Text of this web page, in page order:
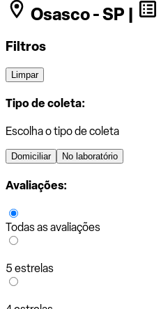
Osasco - SP |
Filtros
Limpar
Tipo de coleta:
Escolha o tipo de coleta
Domiciliar No laboratório
Avaliações:
Todas as avaliações
5 estrelas